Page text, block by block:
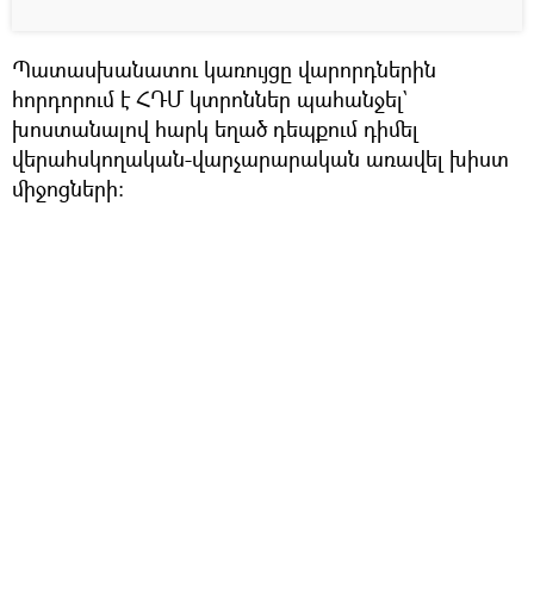
Պատասխանատու կառույցը վարորդներին
հորդորում է ՀԴՄ կտրոններ պահանջել`
խոստանալով հարկ եղած դեպքում դիմել
վերահսկողական-վարչարարական առավել խիստ
միջոցների: